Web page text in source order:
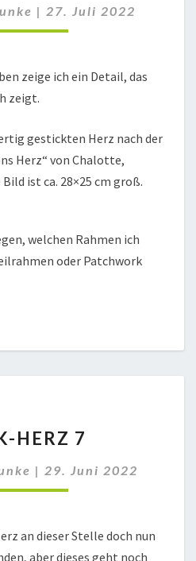
| 27. Juli 2022
zeige ich ein Detail, das
zeigt.
gestickten Herz nach der
Herz“ von Chalotte,
ist ca. 28×25 cm groß.
welchen Rahmen ich
oder Patchwork
HERZ
HERZ 7
| 29. Juni 2022
an dieser Stelle doch nun
aber dieses geht noch